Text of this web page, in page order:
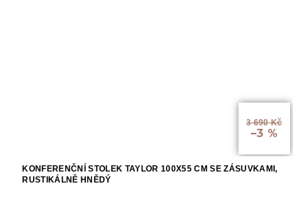
3 690 Kč
–3 %
KONFERENČNÍ STOLEK TAYLOR 100X55 CM SE ZÁSUVKAMI,
RUSTIKÁLNĚ HNĚDÝ